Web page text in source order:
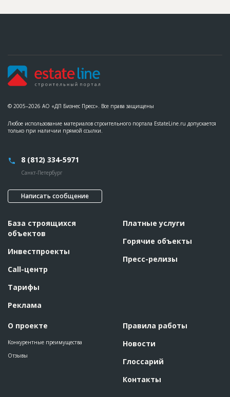
© 2005–2026 АО «ДП Бизнес Пресс». Все права защищены
Любое использование материалов строительного портала EstateLine.ru допускается
только при наличии прямой ссылки.
8 (812) 334-5971
Санкт-Петербург
Написать сообщение
База строящихся
объектов
Инвестпроекты
Call-центр
Тарифы
Реклама
О проекте
Конкурентные преимущества
Отзывы
Платные услуги
Горячие объекты
Пресс-релизы
Правила работы
Новости
Глоссарий
Контакты